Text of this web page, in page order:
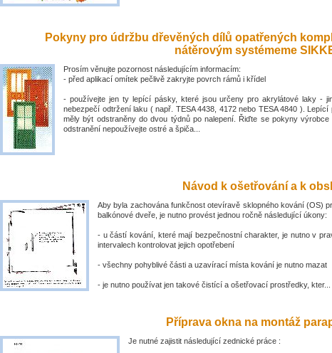
Pokyny pro údržbu dřevěných dílů opatřených
nátěrovým systémeme
Prosím věnujte pozornost následujícím informacím:
- před aplikací omítek pečlivě zakryjte povrch rámů i křídel
- používejte jen ty lepící pásky, které jsou určeny pro akrylátové laky -
nebezpečí odtržení laku ( např. TESA 4438, 4172 nebo TESA 4840 ). Lepící
měly být odstraněny do dvou týdnů po nalepení. Řiďte se pokyny výrobce
odstranění nepoužívejte ostré a špiča...
Návod k ošetřování a k
Aby byla zachována funkčnost otevíravě sklopného kování (OS)
balkónové dveře, je nutno provést jednou ročně následující úkony:
- u částí kování, které mají bezpečnostní charakter, je nutno v
intervalech kontrolovat jejich opotřebení
- všechny pohyblivé části a uzavírací místa kování je nutno mazat
- je nutno používat jen takové čistící a ošetřovací prostředky, kter...
Příprava okna na montáž
Je nutné zajistit následující zednické práce :